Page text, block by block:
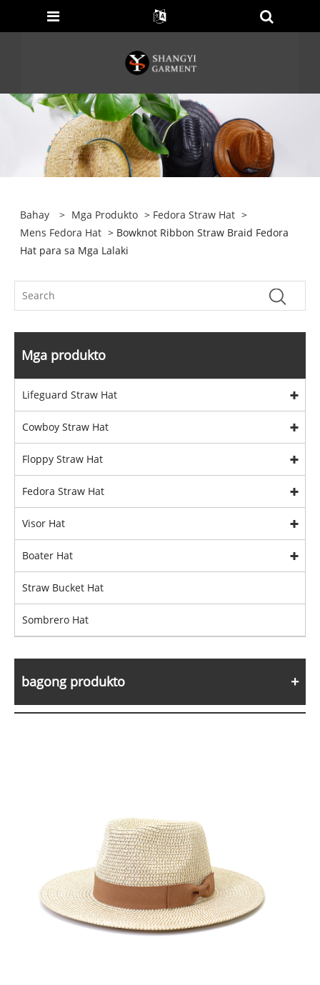
Bahay > Mga Produkto > Fedora Straw Hat >
Mens Fedora Hat > Bowknot Ribbon Straw Braid Fedora
Hat para sa Mga Lalaki
Mga produkto
Lifeguard Straw Hat
Cowboy Straw Hat
Floppy Straw Hat
Fedora Straw Hat
Visor Hat
Boater Hat
Straw Bucket Hat
Sombrero Hat
bagong produkto